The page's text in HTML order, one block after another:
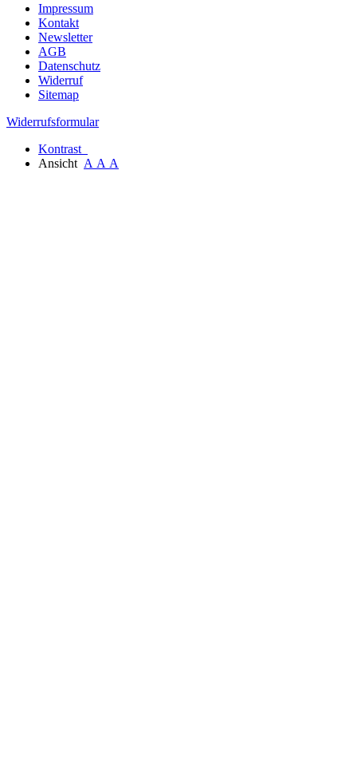
Impressum
Kontakt
Newsletter
AGB
Datenschutz
Widerruf
Sitemap
Widerrufsformular
Kontrast
Ansicht A A A